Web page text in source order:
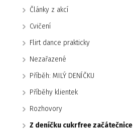
Články z akcí
Cvičení
Flirt dance prakticky
Nezařazené
Příběh: MILÝ DENÍČKU
Příběhy klientek
Rozhovory
Z deníčku cukrfree začátečnice